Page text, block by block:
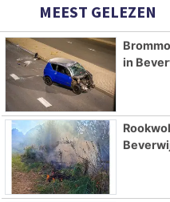
MEEST GELEZEN
in